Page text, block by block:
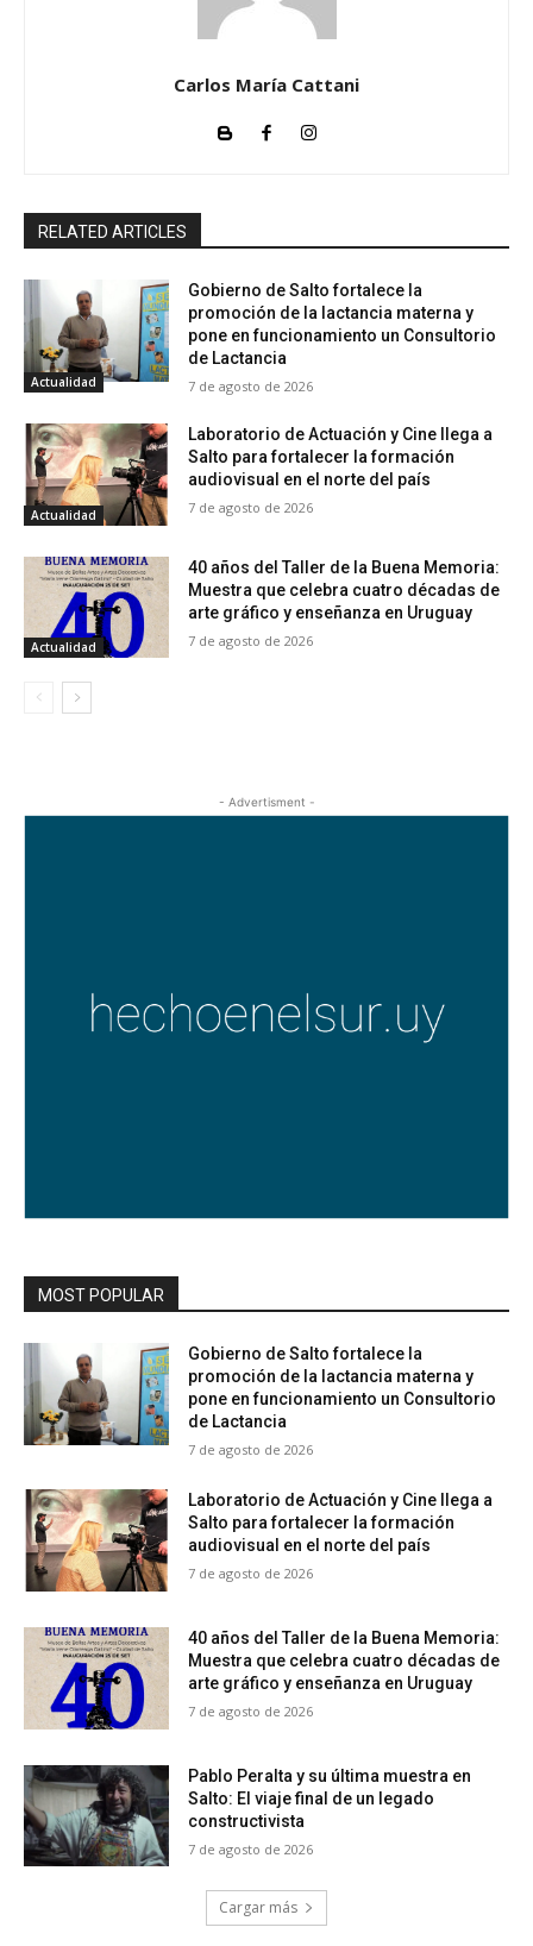
Carlos María Cattani
RELATED ARTICLES
Actualidad
Gobierno de Salto fortalece la
promoción de la lactancia materna y
pone en funcionamiento un Consultorio
de Lactancia
7 de agosto de 2026
Actualidad
Laboratorio de Actuación y Cine llega a
Salto para fortalecer la formación
audiovisual en el norte del país
7 de agosto de 2026
Actualidad
40 años del Taller de la Buena Memoria:
Muestra que celebra cuatro décadas de
arte gráfico y enseñanza en Uruguay
7 de agosto de 2026
- Advertisment -
MOST POPULAR
Gobierno de Salto fortalece la
promoción de la lactancia materna y
pone en funcionamiento un Consultorio
de Lactancia
7 de agosto de 2026
Laboratorio de Actuación y Cine llega a
Salto para fortalecer la formación
audiovisual en el norte del país
7 de agosto de 2026
40 años del Taller de la Buena Memoria:
Muestra que celebra cuatro décadas de
arte gráfico y enseñanza en Uruguay
7 de agosto de 2026
Pablo Peralta y su última muestra en
Salto: El viaje final de un legado
constructivista
7 de agosto de 2026
Cargar más